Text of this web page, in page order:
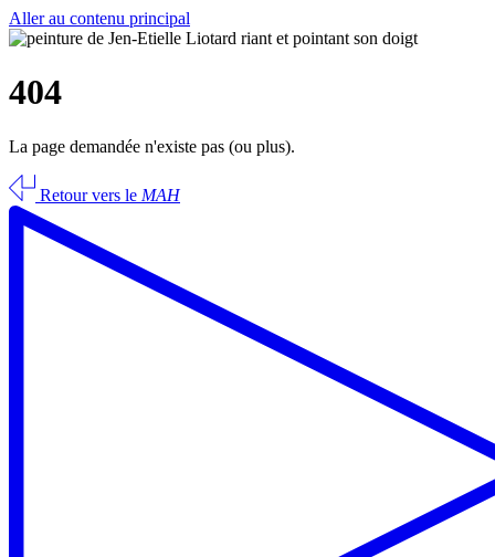
Aller au contenu principal
404
La page demandée n'existe pas (ou plus).
Retour vers le MAH